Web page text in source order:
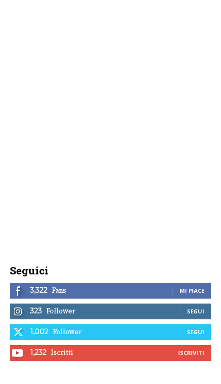
Seguici
3,322 Fans MI PIACE
323 Follower SEGUI
1,002 Follower SEGUI
1,232 Iscritti ISCRIVITI